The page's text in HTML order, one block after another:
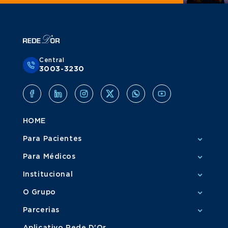
Central
3003-3230
HOME
Para Pacientes
Para Médicos
Institucional
O Grupo
Parcerias